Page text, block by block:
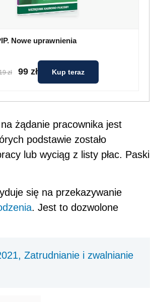
Nowe uprawnienia
zł 99 zł Kup teraz
na żądanie pracownika jest
podstawie zostało
lub wyciąg z listy płac. Paski
się na przekazywanie
. Jest to dozwolone
Zatrudnianie i zwalnianie